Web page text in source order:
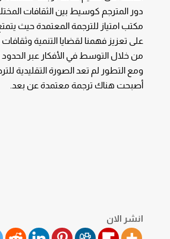
دور المترجم كوسيط بين الثقافات
مكتب امتياز للترجمة المعتمدة حيث
على تعزيز فهمنا لقضايا التنمية
من خلال التوسط في الأفكار عبر الحدود
ومع التطور لم تعد الصورة التقليدية
أصبحت هناك ترجمة معتمدة عن بعد.
انشر الان